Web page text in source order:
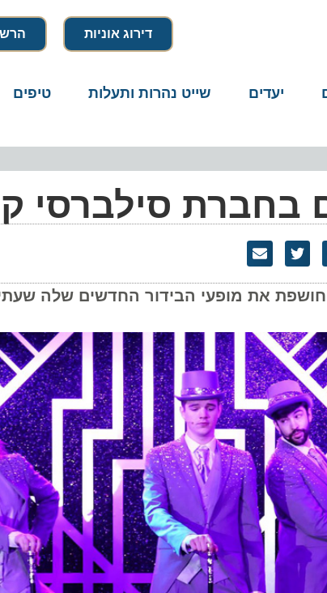
הרשמה דירוג אוניות
יעדים שייט נהרות ותעלות טיפים
סילברסי
את מופעי הבידור החדשים שלה